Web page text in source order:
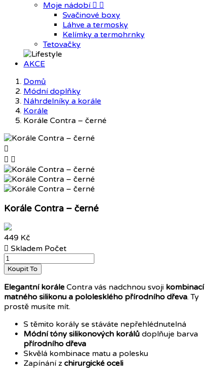
Moje nádobí  
Svačinové boxy
Láhve a termosky
Kelímky a termohrnky
Tetovačky
AKCE
Domů
Módní doplňky
Náhrdelníky a korále
Korále
Korále Contra – černé

 
Korále Contra – černé
449 Kč
 Skladem Počet
Koupit To
Elegantní korále Contra vás nadchnou svoji kombinací
matného silikonu a pololesklého přírodního dřeva. Ty
prostě musíte mít.
S těmito korály se stáváte nepřehlédnutelná
Módní tóny silikonových korálů doplňuje barva
přírodního dřeva
Skvělá kombinace matu a polesku
Zapínání z chirurgické oceli